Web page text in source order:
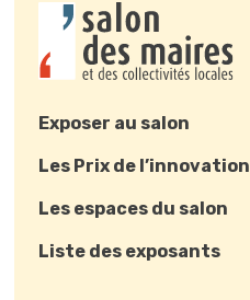
Exposer au salon
Les Prix de l’innovation
Les espaces du salon
Liste des exposants